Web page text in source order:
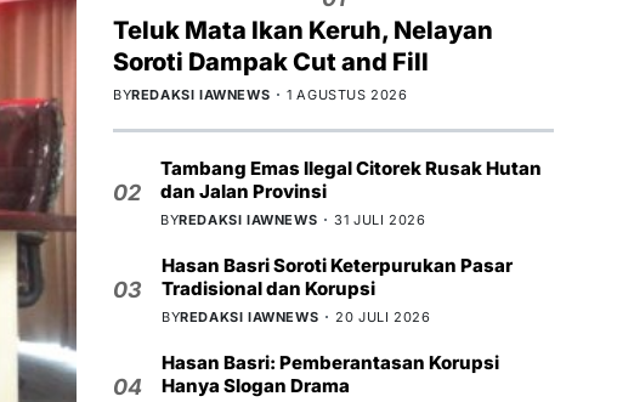
Teluk Mata Ikan Keruh, Nelayan
Soroti Dampak Cut and Fill
BYREDAKSI IAWNEWS 1 AGUSTUS 2026
02
Tambang Emas Ilegal Citorek Rusak Hutan
dan Jalan Provinsi
BYREDAKSI IAWNEWS 31 JULI 2026
03
Hasan Basri Soroti Keterpurukan Pasar
Tradisional dan Korupsi
BYREDAKSI IAWNEWS 20 JULI 2026
04
Hasan Basri: Pemberantasan Korupsi
Hanya Slogan Drama